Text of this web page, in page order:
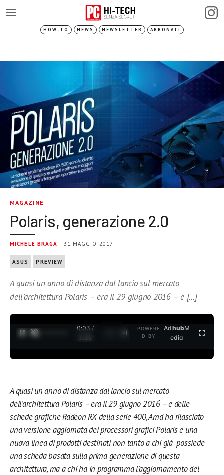
HOW-TO NEWS NEWSLETTER ABBONATI
MAGAZINE
Polaris, generazione 2.0
MICHELE BRAGA | 31 MAGGIO 2017
ASUS PREVIEW
A quasi un anno di distanza dal lancio sul mercato
dell’architettura Polaris – era il 29 giugno 2016 – e […]
0:04 /
3:35
POWERE
D BY
AdhubM
edia
A quasi un anno di distanza dal lancio sul mercato
dell’architettura Polaris – era il 29 giugno 2016 – e delle
schede grafiche Radeon RX della serie 400, Amd ha rilasciato
una versione aggiornata dei processori grafici Polaris e una
nuova linea di prodotti destinati non tanto a chi già possiede
una scheda basata sulla prima generazione di questa
architettura, ma a chi ha in programma l’aggiornamento del